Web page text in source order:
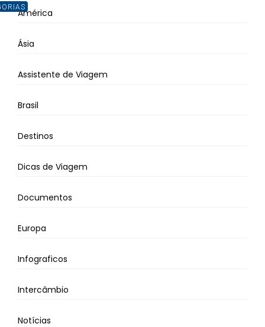
América
Ásia
Assistente de Viagem
Brasil
Destinos
Dicas de Viagem
Documentos
Europa
Infograficos
Intercâmbio
Notícias